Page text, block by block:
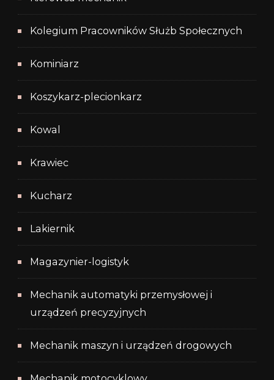
Kolegium Pracowników Służb Społecznych
Kominiarz
Koszykarz-plecionkarz
Kowal
Krawiec
Kucharz
Lakiernik
Magazynier-logistyk
Mechanik automatyki przemysłowej i
urządzeń precyzyjnych
Mechanik maszyn i urządzeń drogowych